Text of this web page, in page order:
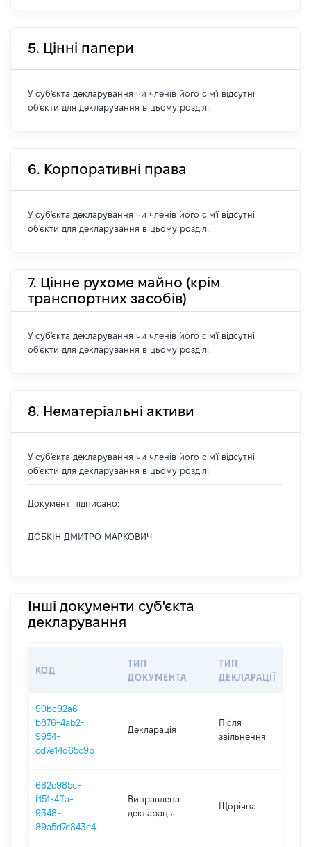
5. Цінні папери
У суб'єкта декларування чи членів його сім'ї відсутні
об'єкти для декларування в цьому розділі.
6. Корпоративні права
У суб'єкта декларування чи членів його сім'ї відсутні
об'єкти для декларування в цьому розділі.
7. Цінне рухоме майно (крім
транспортних засобів)
У суб'єкта декларування чи членів його сім'ї відсутні
об'єкти для декларування в цьому розділі.
8. Нематеріальні активи
У суб'єкта декларування чи членів його сім'ї відсутні
об'єкти для декларування в цьому розділі.
Документ підписано:
ДОБКІН ДМИТРО МАРКОВИЧ
Інші документи суб'єкта
декларування
КОД
ТИП
ДОКУМЕНТА
ТИП
ДЕКЛАРАЦІЇ
90bc92a6-
b876-4ab2-
9954-
cd7e14d65c9b
Декларація
Після
звільнення
682e985c-
f151-4ffa-
9348-
89a5d7c843c4
Виправлена
декларація
Щорічна